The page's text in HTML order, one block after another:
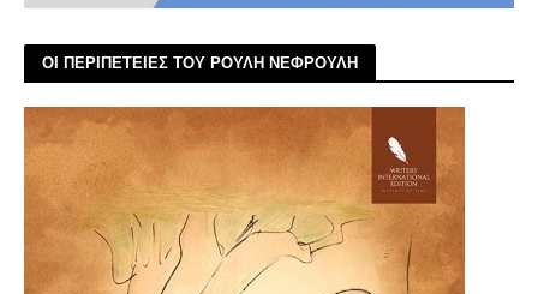
ΟΙ ΠΕΡΙΠΕΤΕΙΕΣ ΤΟΥ ΡΟΥΛΗ ΝΕΦΡΟΥΛΗ